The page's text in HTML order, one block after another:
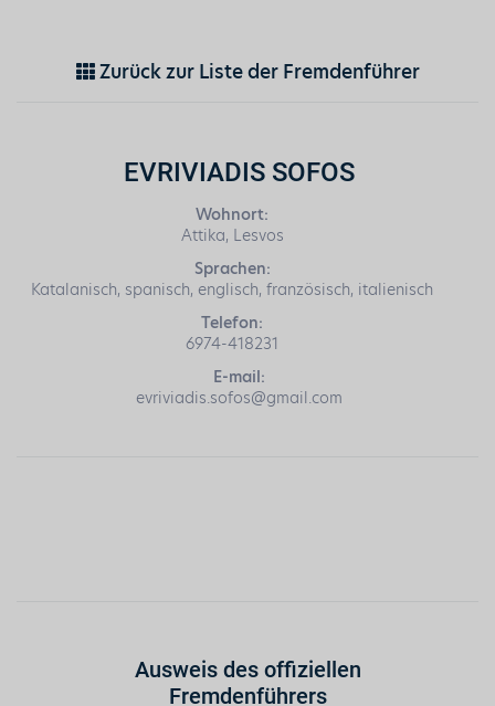
Zurück zur Liste der Fremdenführer
EVRIVIADIS SOFOS
Wohnort:
Attika, Lesvos
Sprachen:
Katalanisch, spanisch, englisch, französisch, italienisch
Telefon:
6974-418231
E-mail:
evriviadis.sofos@gmail.com
Ausweis des offiziellen
Fremdenführers